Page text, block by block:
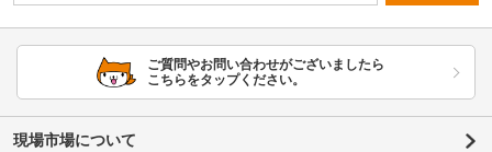
ご質問やお問い合わせがございましたら
こちらをタップください。
現場市場について